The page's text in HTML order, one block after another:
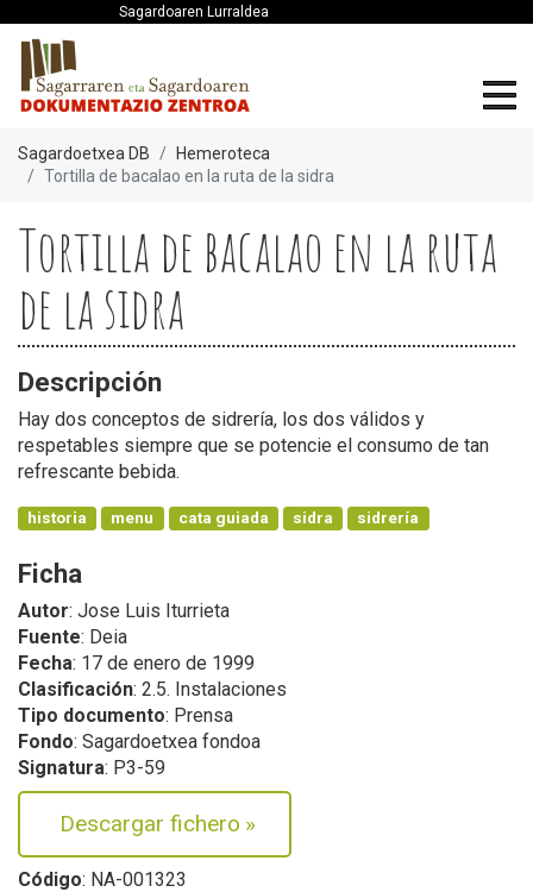
Sagardoaren Lurraldea
Sagardoetxea DB
Hemeroteca
Tortilla de bacalao en la ruta de la sidra
Tortilla de bacalao en la ruta
de la sidra
Descripción
Hay dos conceptos de sidrería, los dos válidos y
respetables siempre que se potencie el consumo de tan
refrescante bebida.
historia menu cata guiada sidra sidrería
Ficha
Autor: Jose Luis Iturrieta
Fuente: Deia
Fecha: 17 de enero de 1999
Clasificación: 2.5. Instalaciones
Tipo documento: Prensa
Fondo: Sagardoetxea fondoa
Signatura: P3-59
Descargar fichero »
Código: NA-001323